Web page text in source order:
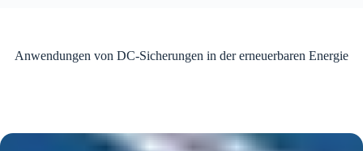
Anwendungen von DC-Sicherungen in der erneuerbaren Energie